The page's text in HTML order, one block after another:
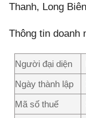
Thanh, Long
Thông tin doanh
Người đại diện
Ngày thành lập
Mã số thuế